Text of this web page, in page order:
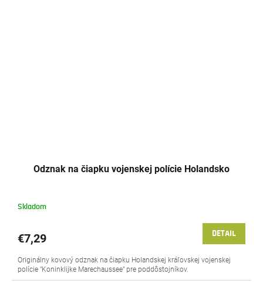
Odznak na čiapku vojenskej polície Holandsko
Skladom
€7,29 DETAIL
Originálny kovový odznak na čiapku Holandskej kráľovskej vojenskej
polície "Koninklijke Marechaussee" pre poddôstojníkov.